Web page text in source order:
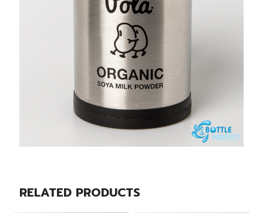
RELATED PRODUCTS